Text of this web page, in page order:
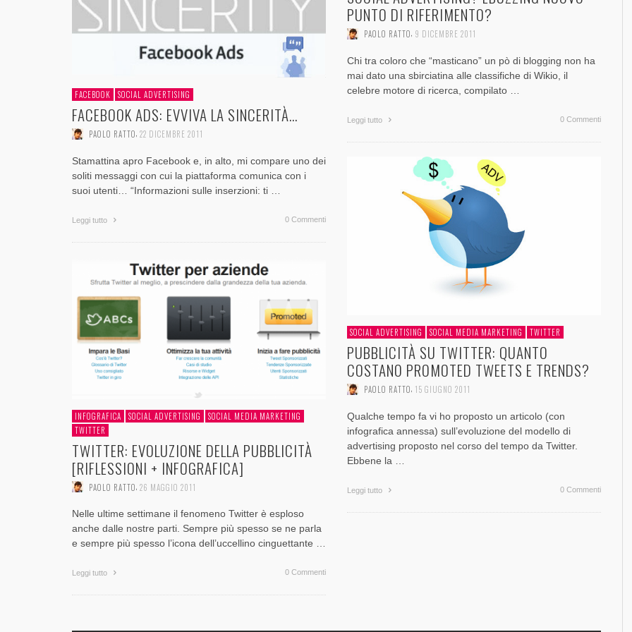
CRITICITÀ ED OPPORTUNITÀ
PAOLO RATTO 31 OTTOBRE 2017
PAOLO RATTO 1 AGOSTO 2017
PAOLO RATTO 1 AGOSTO 2017
SOCIAL MEDIA MARKETING
PAOLO RATTO , 30 DICEMBRE 2016
FACEBOOK [SLIDE + RIFLESSIONI]
PAOLO RATTO 5 OTTOBRE 2016
FORZA UN MALE
PAOLO RATTO , 1 AGOSTO 2016
PAOLO RATTO 1 AGOSTO 2017
FACEBOOK [SLIDE + RIFLESSIONI]
PAOLO RATTO , 5 OTTOBRE 2016
SU TWITTER?
PAOLO RATTO 14 AGOSTO 2015
EVOLUZIONE E CONFRONTI TRA PIATTAFORME
PAOLO RATTO , 5 SETTEMBRE 2014
TUA AZIENDA?
PAOLO RATTO 2 FEBBRAIO 2015
GOOGLE PLUS [GUEST POST]
PAOLO RATTO , 22 MAGGIO 2014
CONTENUTI AZIENDALI DISTRIBUITI ONLINE
PAOLO RATTO 20 GIUGNO 2014
PAOLO RATTO 28 OTTOBRE 2013
FACEBOOK SOCIAL ADVERTISING
FACEBOOK ADS: EVVIVA LA SINCERITÀ…
PAOLO RATTO 22 DICEMBRE 2011
Stamattina apro Facebook e, in alto, mi compare uno dei
soliti messaggi con cui la piattaforma comunica con i
suoi utenti… “Informazioni sulle inserzioni: ti …
Leggi tutto 0 Commenti
PUNTO DI RIFERIMENTO?
PAOLO RATTO 9 DICEMBRE 2011
Chi tra coloro che “masticano” un pò di blogging non ha
mai dato una sbirciatina alle classifiche di Wikio, il
celebre motore di ricerca, compilato …
Leggi tutto 0 Commenti
SOCIAL ADVERTISING SOCIAL MEDIA MARKETING TWITTER
PUBBLICITÀ SU TWITTER: QUANTO
COSTANO PROMOTED TWEETS E TRENDS?
PAOLO RATTO, 15 GIUGNO 2011
Qualche tempo fa vi ho proposto un articolo (con
infografica annessa) sull’evoluzione del modello di
advertising proposto nel corso del tempo da Twitter.
Ebbene la …
Leggi tutto 0 Commenti
INFOGRAFICA SOCIAL ADVERTISING
SOCIAL MEDIA MARKETING
TWITTER
TWITTER: EVOLUZIONE DELLA PUBBLICITÀ
[RIFLESSIONI + INFOGRAFICA]
PAOLO RATTO 26 MAGGIO 2011
Nelle ultime settimane il fenomeno Twitter è esploso
anche dalle nostre parti. Sempre più spesso se ne parla
e sempre più spesso l’icona dell’uccellino cinguettante …
Leggi tutto 0 Commenti